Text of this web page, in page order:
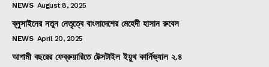
NEWS August 8, 2025
ব্লুসাইনের নতুন নেতৃত্বে বাংলাদেশের মেহেদী হাসান রুবেল
NEWS April 20, 2025
আগামী বছরের ফেব্রুয়ারিতে টেক্সটাইল ইয়ুথ কার্নিভ্যাল ২.৪